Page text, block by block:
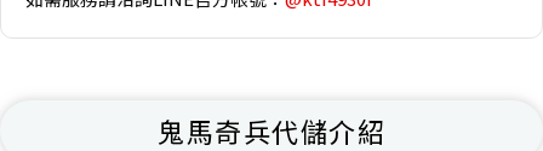
鬼馬奇兵代儲介紹